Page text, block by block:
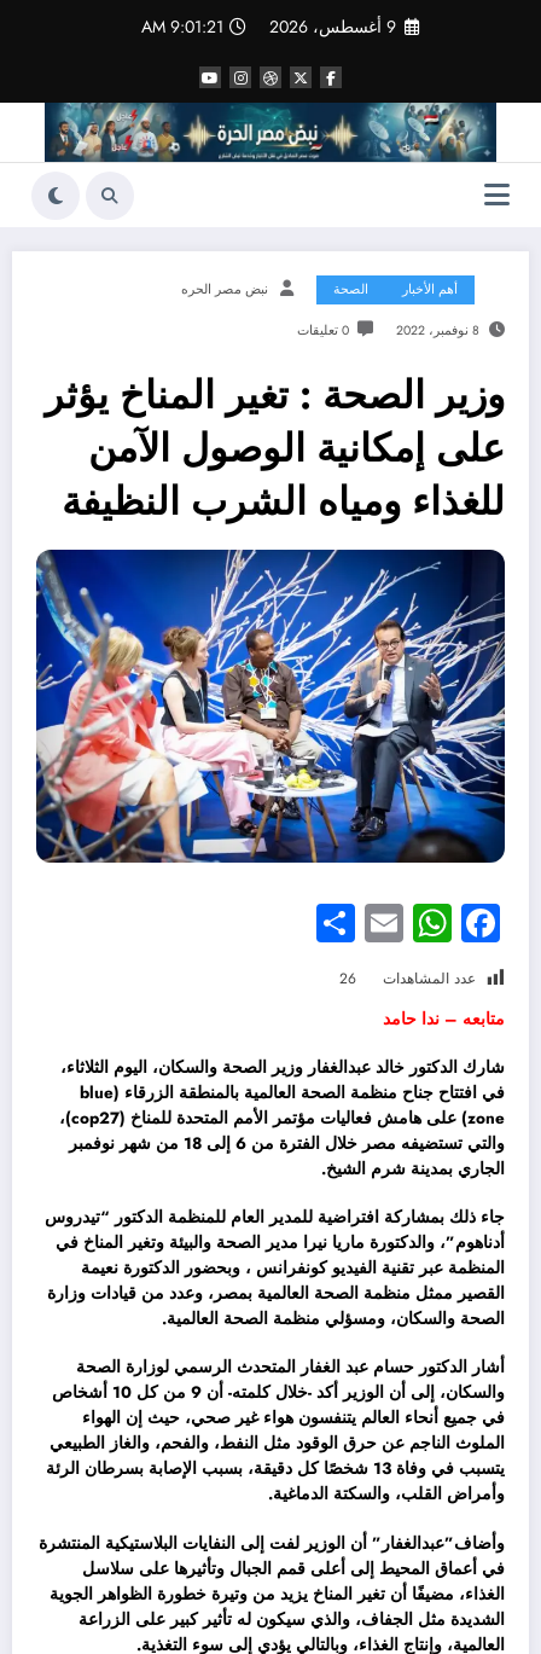
9 أغسطس، 2026 9:01:22 AM
أهم الأخبار الصحة نبض مصر الحره
8 نوفمبر، 2022 0 تعليقات
وزير الصحة : تغير المناخ يؤثر
على إمكانية الوصول الآمن
للغذاء ومياه الشرب النظيفة
Facebook
WhatsApp
Email
عدد المشاهدات 26
متابعه – ندا حامد
شارك الدكتور خالد عبدالغفار وزير الصحة والسكان، اليوم الثلاثاء،
في افتتاح جناح منظمة الصحة العالمية بالمنطقة الزرقاء (blue
zone) على هامش فعاليات مؤتمر الأمم المتحدة للمناخ (cop27)،
والتي تستضيفه مصر خلال الفترة من 6 إلى 18 من شهر نوفمبر
الجاري بمدينة شرم الشيخ.
جاء ذلك بمشاركة افتراضية للمدير العام للمنظمة الدكتور “تيدروس
أدناهوم”، والدكتورة ماريا نيرا مدير الصحة والبيئة وتغير المناخ في
المنظمة عبر تقنية الفيديو كونفرانس ، وبحضور الدكتورة نعيمة
القصير ممثل منظمة الصحة العالمية بمصر، وعدد من قيادات وزارة
الصحة والسكان، ومسؤلي منظمة الصحة العالمية.
أشار الدكتور حسام عبد الغفار المتحدث الرسمي لوزارة الصحة
والسكان، إلى أن الوزير أكد -خلال كلمته- أن 9 من كل 10 أشخاص
في جميع أنحاء العالم يتنفسون هواء غير صحي، حيث إن الهواء
الملوث الناجم عن حرق الوقود مثل النفط، والفحم، والغاز الطبيعي
يتسبب في وفاة 13 شخصًا كل دقيقة، بسبب الإصابة بسرطان الرئة
وأمراض القلب، والسكتة الدماغية.
وأضاف”عبدالغفار” أن الوزير لفت إلى النفايات البلاستيكية المنتشرة
في أعماق المحيط إلى أعلى قمم الجبال وتأثيرها على سلاسل
الغذاء، مضيفًا أن تغير المناخ يزيد من وتيرة خطورة الظواهر الجوية
الشديدة مثل الجفاف، والذي سيكون له تأثير كبير على الزراعة
العالمية، وإنتاج الغذاء، وبالتالي يؤدي إلى سوء التغذية.